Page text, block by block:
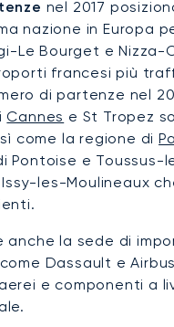
nel 2017
nazione in Europa
Le Bourget e Nizza-
francesi più
di partenze nel
Cannes e St Tropez
come la regione di
Pontoise e Toussus-
les-Moulineaux
anche la sede di
Dassault e
e componenti a